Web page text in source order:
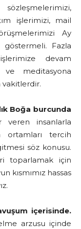
sözleşmelerimizi,
işlerimizi, mail
Ay
Fazla
devam
meditasyona
Boğa burcunda
insanlarla
ortamları tercih
söz konusu.
toparlamak için
kısmımız hassas
içerisinde.
arzusu içinde